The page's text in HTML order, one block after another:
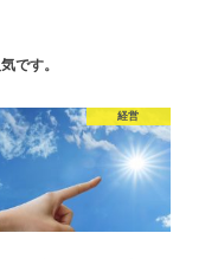
です。
経営